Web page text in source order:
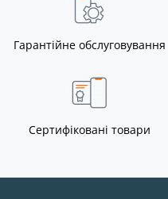
Гарантійне обслуговування
Сертифіковані товари